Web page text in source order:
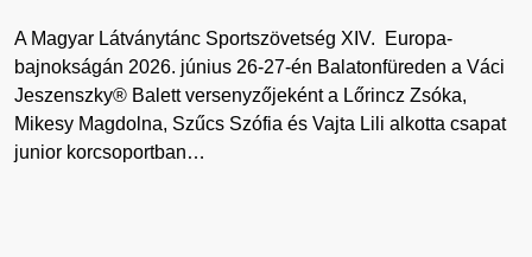
A Magyar Látványtánc Sportszövetség XIV. Europa-
bajnokságán 2026. június 26-27-én Balatonfüreden a Váci
Jeszenszky® Balett versenyzőjeként a Lőrincz Zsóka,
Mikesy Magdolna, Szűcs Szófia és Vajta Lili alkotta csapat
junior korcsoportban…